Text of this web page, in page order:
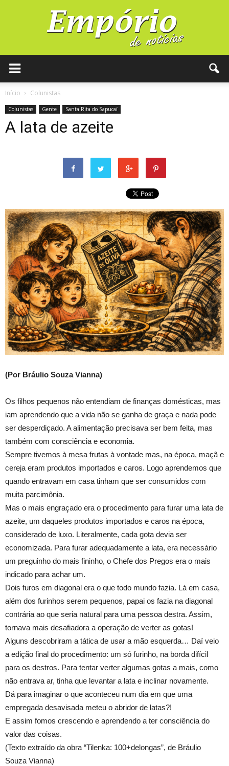
Início Colunistas
Colunistas Gente Santa Rita do Sapucaí
A lata de azeite
(Por Bráulio Souza Vianna)
Os filhos pequenos não entendiam de finanças domésticas, mas
iam aprendendo que a vida não se ganha de graça e nada pode
ser desperdiçado. A alimentação precisava ser bem feita, mas
também com consciência e economia.
Sempre tivemos à mesa frutas à vontade mas, na época, maçã e
cereja eram produtos importados e caros. Logo aprendemos que
quando entravam em casa tinham que ser consumidos com
muita parcimônia.
Mas o mais engraçado era o procedimento para furar uma lata de
azeite, um daqueles produtos importados e caros na época,
considerado de luxo. Literalmente, cada gota devia ser
economizada. Para furar adequadamente a lata, era necessário
um preguinho do mais fininho, o Chefe dos Pregos era o mais
indicado para achar um.
Dois furos em diagonal era o que todo mundo fazia. Lá em casa,
além dos furinhos serem pequenos, papai os fazia na diagonal
contrária ao que seria natural para uma pessoa destra. Assim,
tornava mais desafiadora a operação de verter as gotas!
Alguns descobriram a tática de usar a mão esquerda… Daí veio
a edição final do procedimento: um só furinho, na borda difícil
para os destros. Para tentar verter algumas gotas a mais, como
não entrava ar, tinha que levantar a lata e inclinar novamente.
Dá para imaginar o que aconteceu num dia em que uma
empregada desavisada meteu o abridor de latas?!
E assim fomos crescendo e aprendendo a ter consciência do
valor das coisas.
(Texto extraído da obra “Tilenka: 100+delongas”, de Bráulio
Souza Vianna)